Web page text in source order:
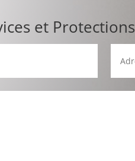
et Protections